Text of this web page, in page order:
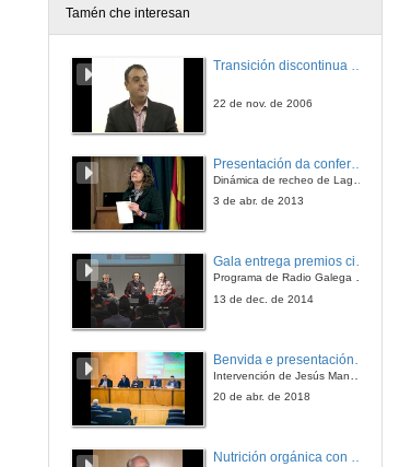
Tamén che interesan
Transición discontinua de partículas de microgel termosensible
22 de nov. de 2006
Dinámica de recheo de Lagoons en arrecifes de coral
3 de abr. de 2013
Gala entrega premios ciencia que conta 2014. Fundación Barrié
Programa de Radio Galega "Efervescencia"
13 de dec. de 2014
Intervención de Jesús Manuel Míguez, Decano da Facultade de Bioloxía
20 de abr. de 2018
Nutrición orgánica con auga de mar